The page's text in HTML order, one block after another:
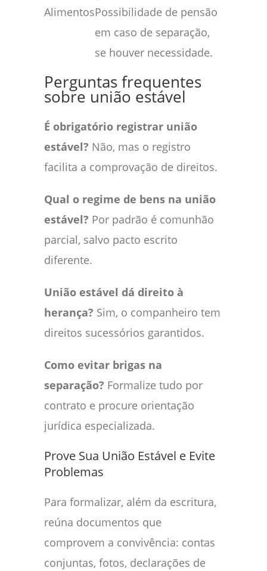
AlimentosPossibilidade de pensão
em caso de separação,
se houver necessidade.
Perguntas frequentes
sobre união estável
É obrigatório registrar união
estável? Não, mas o registro
facilita a comprovação de direitos.
Qual o regime de bens na união
estável? Por padrão é comunhão
parcial, salvo pacto escrito
diferente.
União estável dá direito à
herança? Sim, o companheiro tem
direitos sucessórios garantidos.
Como evitar brigas na
separação? Formalize tudo por
contrato e procure orientação
jurídica especializada.
Prove Sua União Estável e Evite
Problemas
Para formalizar, além da escritura,
reúna documentos que
comprovem a convivência: contas
conjuntas, fotos, declarações de